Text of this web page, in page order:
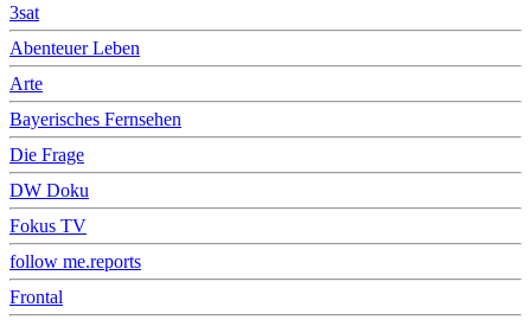
3sat
Abenteuer Leben
Arte
Bayerisches Fernsehen
Die Frage
DW Doku
Fokus TV
follow me.reports
Frontal